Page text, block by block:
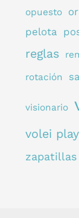
opuesto
pelota
reglas
rotación
visionario
volei
zapatillas